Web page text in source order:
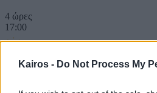
Kairos - Do Not Process My
4 ώρες
17:00